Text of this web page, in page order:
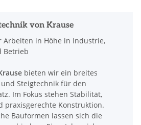
von Krause
Arbeiten in Höhe in Industrie,
Betrieb
bieten wir ein breites
Steigtechnik für den
Im Fokus stehen Stabilität,
praxisgerechte Konstruktion.
Bauformen lassen sich die